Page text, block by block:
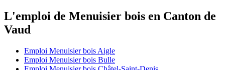
L'emploi de Menuisier bois en Canton de
Vaud
Emploi Menuisier bois Aigle
Emploi Menuisier bois Bulle